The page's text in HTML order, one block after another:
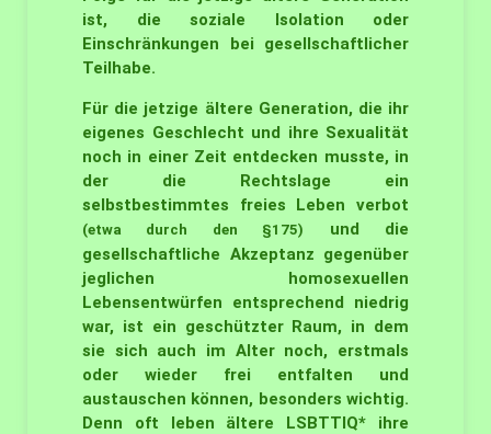
ist, die soziale Isolation oder
Einschränkungen bei gesellschaftlicher
Teilhabe.
Für die jetzige ältere Generation, die ihr
eigenes Geschlecht und ihre Sexualität
noch in einer Zeit entdecken musste, in
der die Rechtslage ein
selbstbestimmtes freies Leben verbot
(etwa durch den §175)
und die
gesellschaftliche Akzeptanz gegenüber
jeglichen homosexuellen
Lebensentwürfen entsprechend niedrig
war, ist ein geschützter Raum, in dem
sie sich auch im Alter noch, erstmals
oder wieder frei entfalten und
austauschen können, besonders wichtig.
Denn oft leben ältere LSBTTIQ* ihre